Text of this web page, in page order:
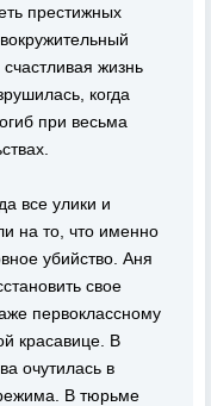
престижных
жизнь
когда
при весьма
все улики и
на то, что именно
убийство. Аня
свое
первоклассному
красавице. В
очутилась в
режима. В тюрьме